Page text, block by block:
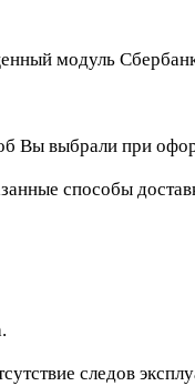
модуль
Вы выбрали при
способы
следов